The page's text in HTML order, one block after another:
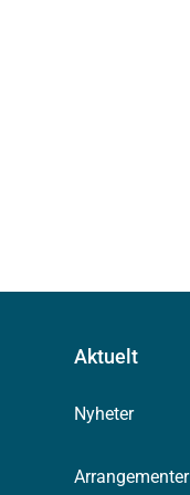
Aktuelt
Nyheter
Arrangementer